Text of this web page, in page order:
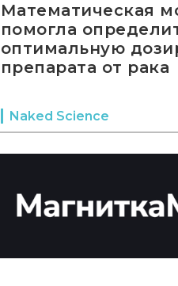
Математическая
помогла
оптимальную
препарата от рака
Naked Science